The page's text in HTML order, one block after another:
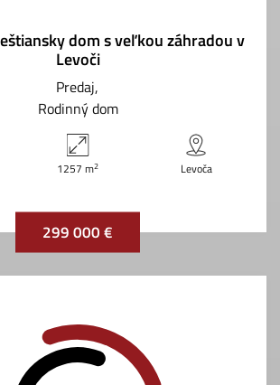
dom s veľkou záhradou v
Levoči
Predaj
Rodinný dom
1257 m2 Levoča
299 000 €